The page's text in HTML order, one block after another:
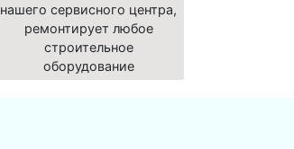
нашего сервисного центра,
ремонтирует любое
строительное
оборудование